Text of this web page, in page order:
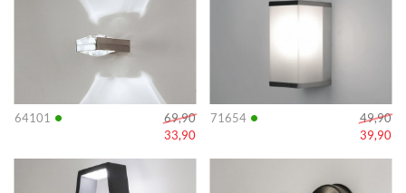
64101 •
69,90
33,90
71654 •
49,90
39,90
Info Info